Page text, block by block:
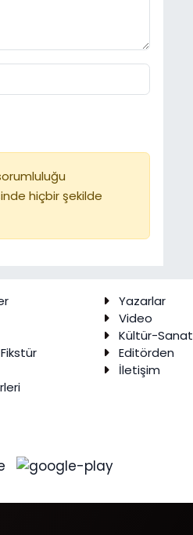
hiçbir şekilde
Yazarlar
Video
Kültür-Sanat
Editörden
İletişim